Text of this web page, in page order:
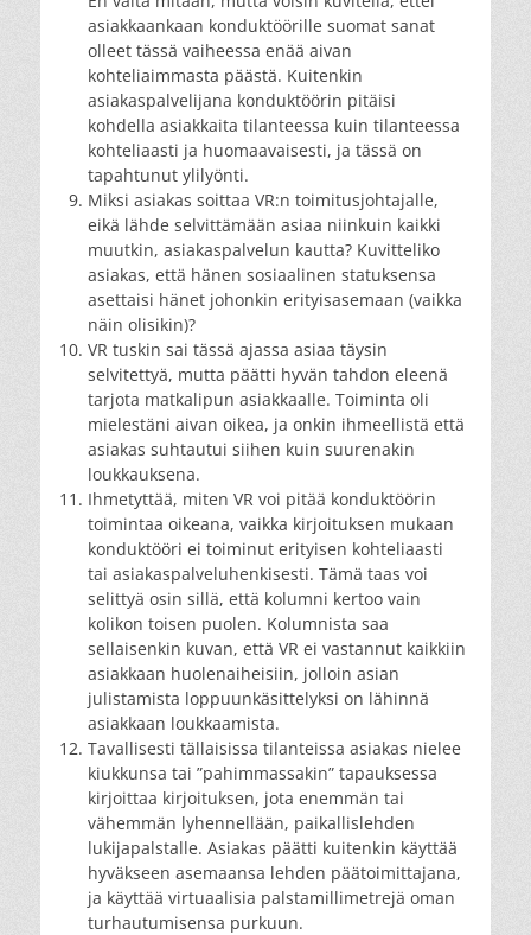
asiakkaankaan konduktöörille suomat sanat
olleet tässä vaiheessa enää aivan
kohteliaimmasta päästä. Kuitenkin
asiakaspalvelijana konduktöörin pitäisi
kohdella asiakkaita tilanteessa kuin tilanteessa
kohteliaasti ja huomaavaisesti, ja tässä on
tapahtunut ylilyönti.
Miksi asiakas soittaa VR:n toimitusjohtajalle,
eikä lähde selvittämään asiaa niinkuin kaikki
muutkin, asiakaspalvelun kautta? Kuvitteliko
asiakas, että hänen sosiaalinen statuksensa
asettaisi hänet johonkin erityisasemaan (vaikka
näin olisikin)?
VR tuskin sai tässä ajassa asiaa täysin
selvitettyä, mutta päätti hyvän tahdon eleenä
tarjota matkalipun asiakkaalle. Toiminta oli
mielestäni aivan oikea, ja onkin ihmeellistä että
asiakas suhtautui siihen kuin suurenakin
loukkauksena.
Ihmetyttää, miten VR voi pitää konduktöörin
toimintaa oikeana, vaikka kirjoituksen mukaan
konduktööri ei toiminut erityisen kohteliaasti
tai asiakaspalveluhenkisesti. Tämä taas voi
selittyä osin sillä, että kolumni kertoo vain
kolikon toisen puolen. Kolumnista saa
sellaisenkin kuvan, että VR ei vastannut kaikkiin
asiakkaan huolenaiheisiin, jolloin asian
julistamista loppuunkäsittelyksi on lähinnä
asiakkaan loukkaamista.
Tavallisesti tällaisissa tilanteissa asiakas nielee
kiukkunsa tai ”pahimmassakin” tapauksessa
kirjoittaa kirjoituksen, jota enemmän tai
vähemmän lyhennellään, paikallislehden
lukijapalstalle. Asiakas päätti kuitenkin käyttää
hyväkseen asemaansa lehden päätoimittajana,
ja käyttää virtuaalisia palstamillimetrejä oman
turhautumisensa purkuun.